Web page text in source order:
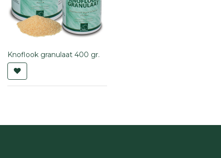
Knoflook granulaat 400 gr.